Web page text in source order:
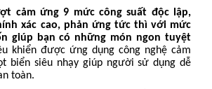
cảm ứng 9 mức công suất độc lập,
xác cao, phản ứng tức thì với mức
giúp bạn có những món ngon tuyệt
khiển được ứng dụng công nghệ cảm
biển siêu nhạy giúp người sử dụng dễ
toàn.